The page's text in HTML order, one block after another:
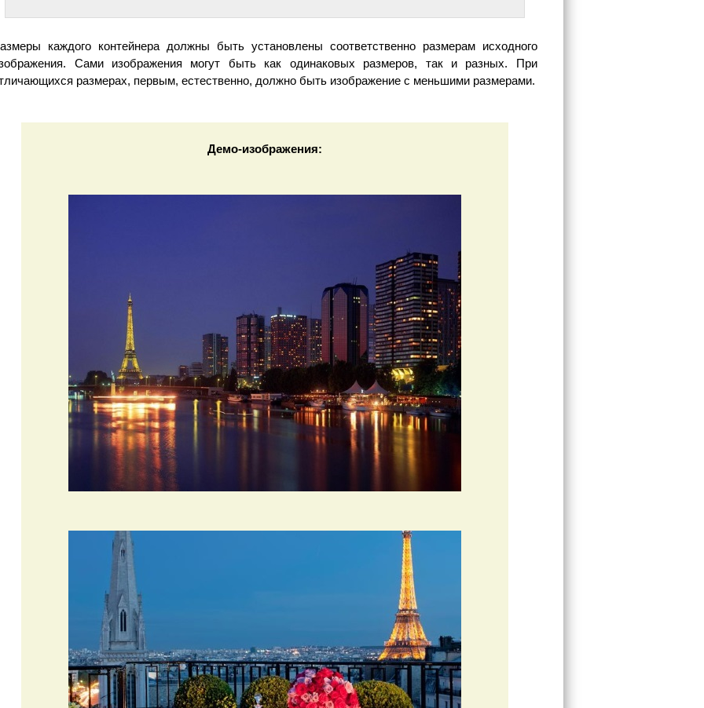
каждого контейнера должны быть установлены соответственно размерам исходного
Сами изображения могут быть как одинаковых размеров, так и разных. При
размерах, первым, естественно, должно быть изображение с меньшими размерами.
Демо-изображения: